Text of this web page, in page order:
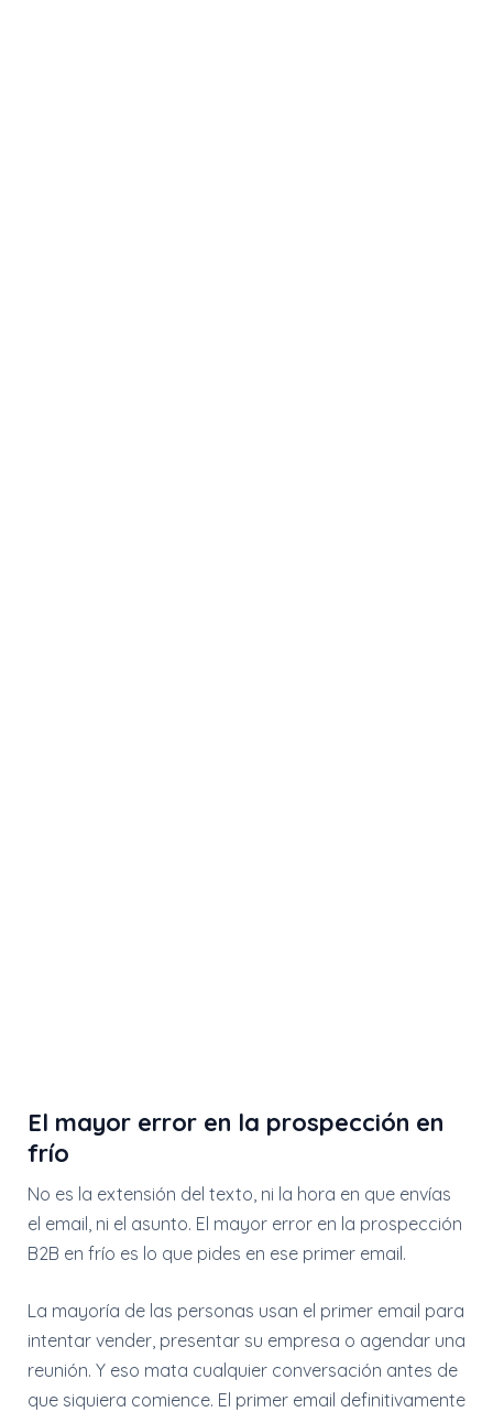
El mayor error en la prospección en
frío
No es la extensión del texto, ni la hora en que envías
el email, ni el asunto. El mayor error en la prospección
B2B en frío es lo que pides en ese primer email.
La mayoría de las personas usan el primer email para
intentar vender, presentar su empresa o agendar una
reunión. Y eso mata cualquier conversación antes de
que siquiera comience. El primer email definitivamente